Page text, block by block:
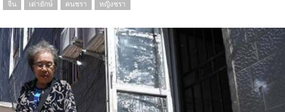
จีน เต่ายักษ์ คนชรา หญิงชรา